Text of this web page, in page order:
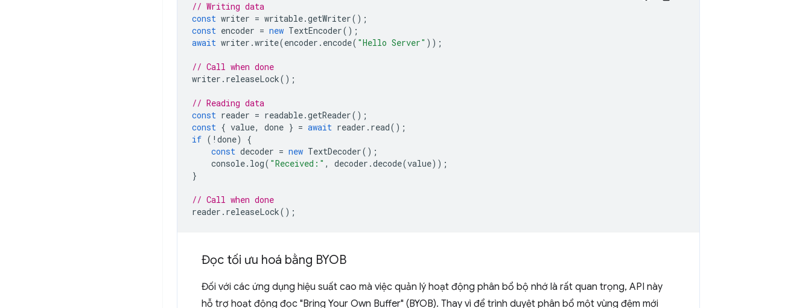
// Writing data
const writer = writable.getWriter();
const encoder = new TextEncoder();
await writer .write(encoder . encode( "Hello Server" ));
// Call when done
writer . releaseLock();
// Reading data
const reader = readable.getReader();
const { value, done } = await reader . read();
if ( ! done)
{
const decoder = new TextDecoder();
console. log( "Received:" , decoder .decode(value));
}
// Call when done
reader . releaseLock();
Đọc tối ưu hoá bằng BYOB
Đối với các ứng dụng hiệu suất cao mà việc quản lý hoạt động phân bổ bộ nhớ là rất quan trọng, API này
hỗ trợ hoạt động đọc "Bring Your Own Buffer" (BYOB). Thay vì để trình duyệt phân bổ một vùng đệm mới